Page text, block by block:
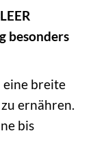
besonders
eine breite
ernähren.
bis